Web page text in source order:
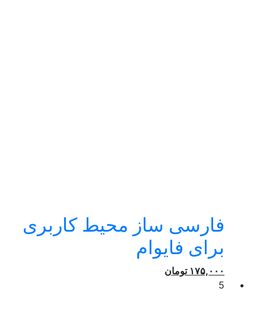
فارسی ساز محیط کاربری
برای فایوام
۱۷۵,۰۰۰ تومان
5